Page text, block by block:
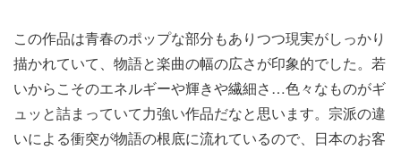
この作品は青春のポップな部分もありつつ現実がしっかり
描かれていて、物語と楽曲の幅の広さが印象的でした。若
いからこそのエネルギーや輝きや繊細さ…色々なものがギ
ュッと詰まっていて力強い作品だなと思います。宗派の違
いによる衝突が物語の根底に流れているので、日本のお客